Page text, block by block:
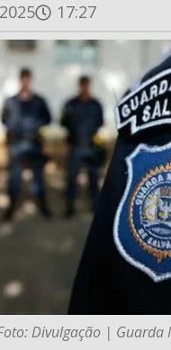
17:27
Divulgação | Guarda